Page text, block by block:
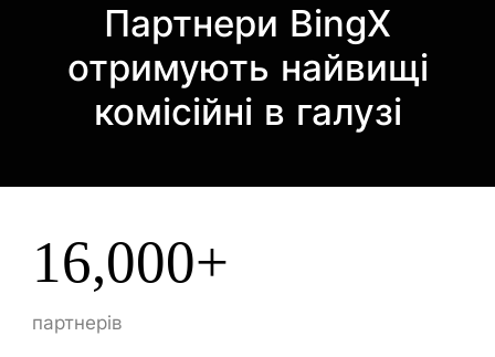
Партнери BingX
отримують найвищі
комісійні в галузі
16,000+
партнерів